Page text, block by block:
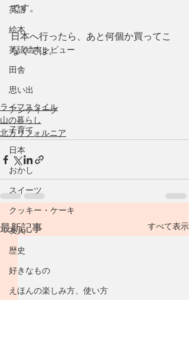
英語
絵本
英語絵本レビュー
田舎
思い出
アンティーク
子育て
日本
おかし
スイーツ
クッキー・ケーキ
友人
歴史
好きなもの
えほんの楽しみ方、使い方
です。
日本へ行ったら、あと何個か買ってこ
なくては。
ライフスタイル
山の暮らし
北カリフォルニア
最新記事 すべて表示